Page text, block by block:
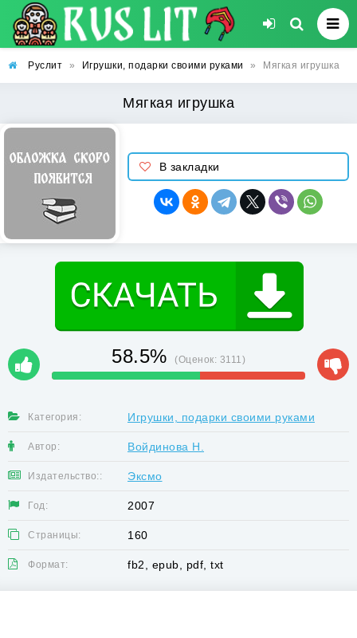
Руслит » Игрушки, подарки своими руками » Мягкая игрушка
Мягкая игрушка
В закладки
58.5% (Оценок: 3111)
Категория: Игрушки, подарки своими руками
Автор: Войдинова Н.
Издательство:: Эксмо
Год: 2007
Страницы: 160
Формат: fb2, epub, pdf, txt